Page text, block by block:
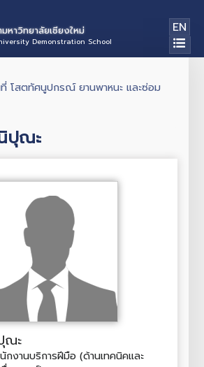
มหาวิทยาลัยเชียงใหม่
Demonstration School
EN
ที่ โสตทัศนูปกรณ์ ยานพาหนะ และซ่อม
ปุณะ
ณะ
กงานบริการฝีมือ (ด้านเทคนิคและ